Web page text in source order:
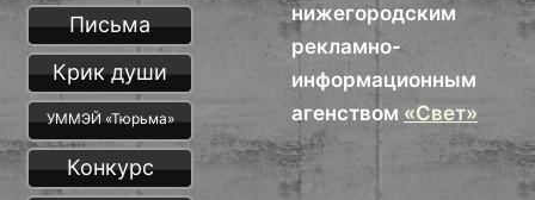
нижегородским
рекламно-
информационным
агенством «Свет»
Письма
Крик души
УММЭЙ «Тюрьма»
Конкурс